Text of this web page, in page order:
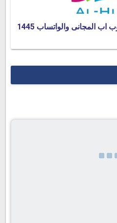
المجانى والواتساب 1445